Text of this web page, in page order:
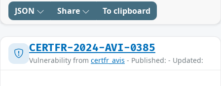
JSON Share To clipboard
CERTFR-2024-AVI-0385
Vulnerability from certfr_avis - Published: - Updated: